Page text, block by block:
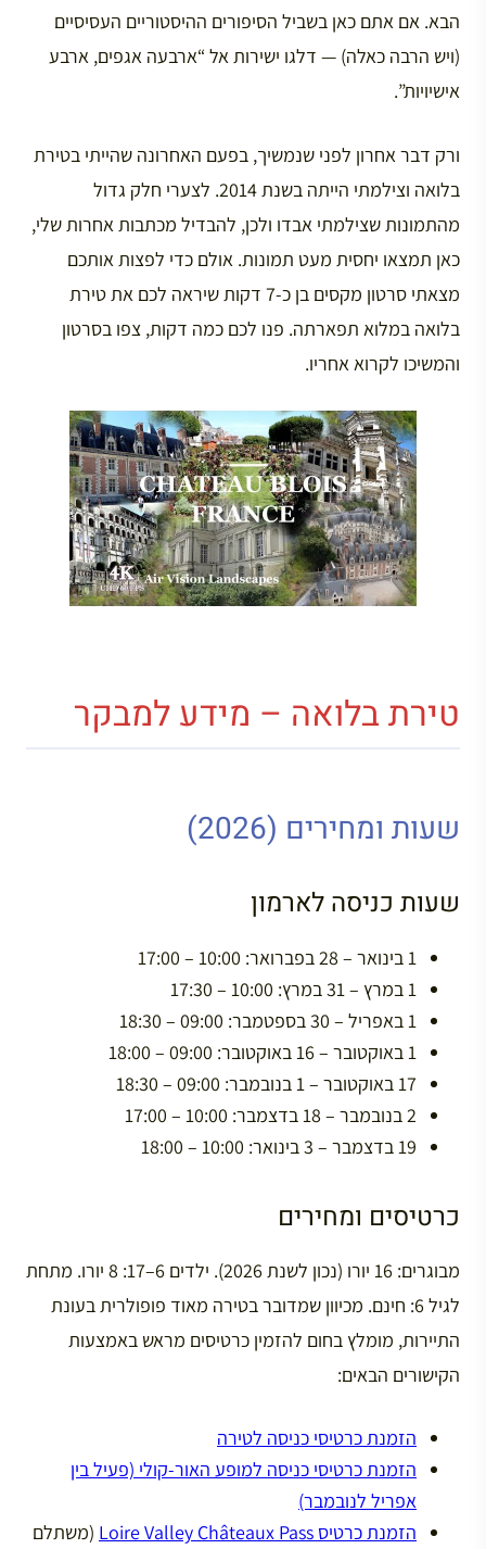
הבא. אם אתם כאן בשביל הסיפורים ההיסטוריים העסיסיים
(ויש הרבה כאלה) — דלגו ישירות אל “ארבעה אגפים, ארבע
אישיויות”.
ורק דבר אחרון לפני שנמשיך, בפעם האחרונה שהייתי בטירת
בלואה וצילמתי הייתה בשנת 2014. לצערי חלק גדול
מהתמונות שצילמתי אבדו ולכן, להבדיל מכתבות אחרות שלי,
כאן תמצאו יחסית מעט תמונות. אולם כדי לפצות אותכם
מצאתי סרטון מקסים בן כ-7 דקות שיראה לכם את טירת
בלואה במלוא תפארתה. פנו לכם כמה דקות, צפו בסרטון
והמשיכו לקרוא אחריו.
טירת בלואה – מידע למבקר
שעות ומחירים (2026)
שעות כניסה לארמון
1 בינואר – 28 בפברואר: 10:00 – 17:00
1 במרץ – 31 במרץ: 10:00 – 17:30
1 באפריל – 30 בספטמבר: 09:00 – 18:30
1 באוקטובר – 16 באוקטובר: 09:00 – 18:00
17 באוקטובר – 1 בנובמבר: 09:00 – 18:30
2 בנובמבר – 18 בדצמבר: 10:00 – 17:00
19 בדצמבר – 3 בינואר: 10:00 – 18:00
כרטיסים ומחירים
מבוגרים: 16 יורו (נכון לשנת 2026). ילדים 6–17: 8 יורו. מתחת
לגיל 6: חינם. מכיוון שמדובר בטירה מאוד פופולרית בעונת
התיירות, מומלץ בחום להזמין כרטיסים מראש באמצעות
הקישורים הבאים:
הזמנת כרטיסי כניסה לטירה
הזמנת כרטיסי כניסה למופע האור-קולי (פעיל בין
אפריל לנובמבר)
הזמנת כרטיס Loire Valley Châteaux Pass
(משתלם